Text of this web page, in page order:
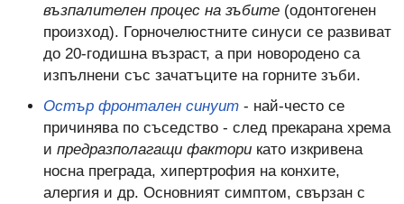
възпалителен процес на зъбите(одонтогенен
произход). Горночелюстните синуси се развиват
до 20-годишна възраст, а при новородено са
изпълнени със зачатъците на горните зъби.
Остър фронтален синуит- най-често се
причинява по съседство - след прекарана хрема
и предразполагащи факторикато изкривена
носна преграда, хипертрофия на конхите,
алергия и др. Основният симптом, свързан с